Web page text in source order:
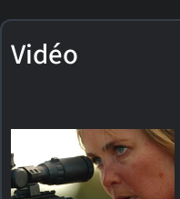
Vidéo